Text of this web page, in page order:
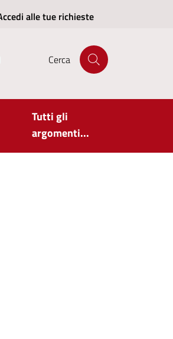
alle tue richieste
Cerca
Tutti gli
argomenti...